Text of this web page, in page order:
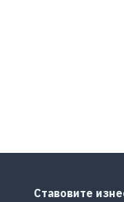
Ставовите